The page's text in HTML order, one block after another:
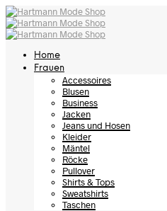
Home
Frauen
Accessoires
Blusen
Business
Jacken
Jeans und Hosen
Kleider
Mäntel
Röcke
Pullover
Shirts & Tops
Sweatshirts
Taschen